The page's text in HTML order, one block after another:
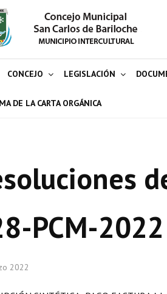
CONCEJO LEGISLACIÓN
DE LA CARTA ORGÁNICA
PCM-2022
2022